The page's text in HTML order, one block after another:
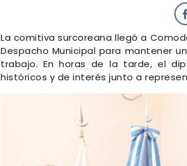
La comitiva surcoreana llegó a
Despacho Municipal para mantener
trabajo. En horas de la tarde, el
históricos y de interés junto a